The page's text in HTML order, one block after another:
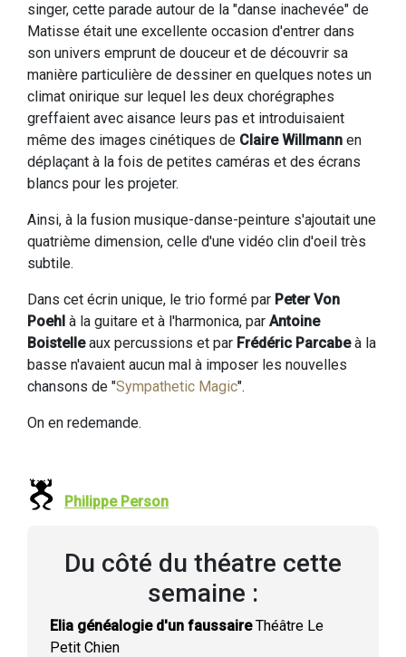
singer, cette parade autour de la "danse inachevée" de
Matisse était une excellente occasion d'entrer dans
son univers emprunt de douceur et de découvrir sa
manière particulière de dessiner en quelques notes un
climat onirique sur lequel les deux chorégraphes
greffaient avec aisance leurs pas et introduisaient
même des images cinétiques de Claire Willmann en
déplaçant à la fois de petites caméras et des écrans
blancs pour les projeter.
Ainsi, à la fusion musique-danse-peinture s'ajoutait une
quatrième dimension, celle d'une vidéo clin d'oeil très
subtile.
Dans cet écrin unique, le trio formé par Peter Von
Poehl à la guitare et à l'harmonica, par Antoine
Boistelleaux percussions et par Frédéric Parcabeà la
basse n'avaient aucun mal à imposer les nouvelles
chansons de "Sympathetic Magic".
On en redemande.
Philippe Person
Du côté du théatre cette
semaine :
Elia généalogie d'un faussaireThéâtre Le
Petit Chien